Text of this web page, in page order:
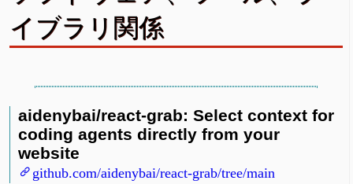
イブラリ関係
aidenybai/react-grab: Select context for
coding agents directly from your
website
github.com/aidenybai/react-grab/tree/main